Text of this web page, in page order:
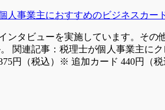
人事業主におすすめのビジネスカー
ンタビューを実施しています。そ
関連記事：税理士が個人事業主に
円（税込）※ 追加カード 440円（税